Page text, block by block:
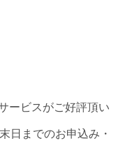
ービスがご好評頂い
日までのお申込み・